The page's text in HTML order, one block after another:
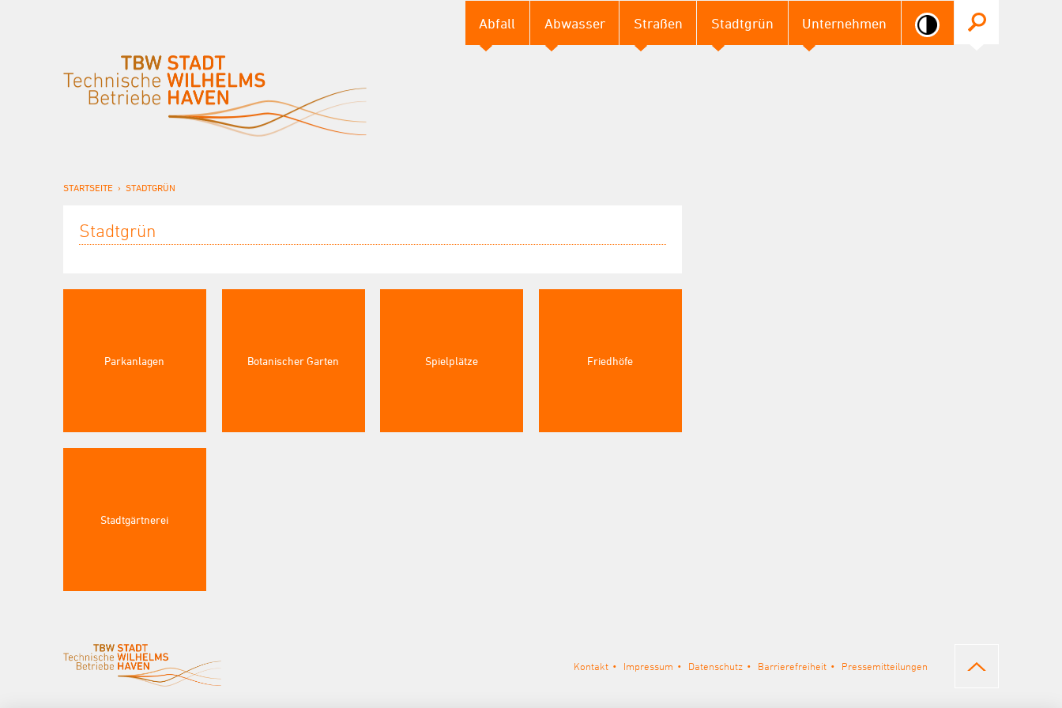
Abfall Abwasser Straßen Stadtgrün Unternehmen
STARTSEITE STADTGRÜN
Stadtgrün
Parkanlagen Botanischer Garten Spielplätze Friedhöfe
Stadtgärtnerei
Kontakt Impressum Datenschutz Barrierefreiheit Pressemitteilungen
^